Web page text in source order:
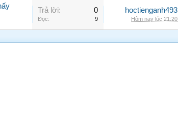
Trả lời: 0
Đọc: 9
hoctienganh493
Hôm nay lúc 21:20